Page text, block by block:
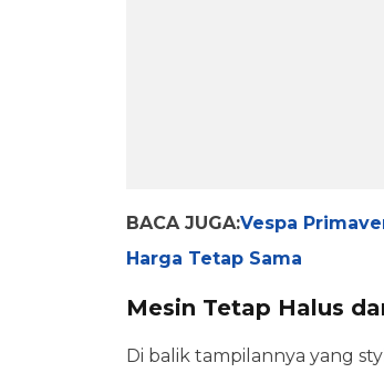
BACA JUGA:Vespa
Harga Tetap Sama
Mesin Tetap Halus
Di balik tampilannya yang